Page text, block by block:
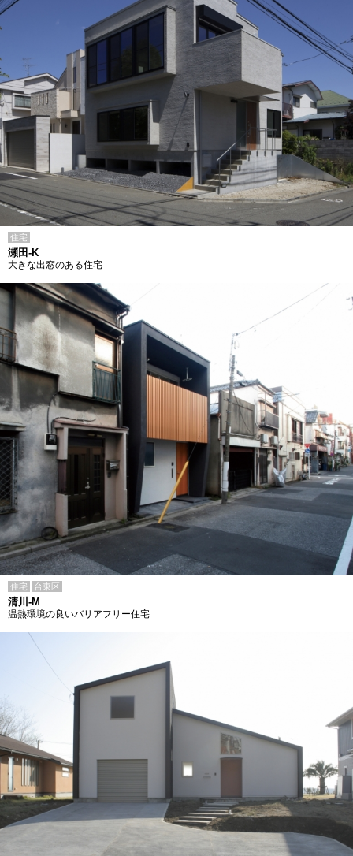
住宅
瀬田-K
大きな出窓のある住宅
住宅 台東区
清川-M
温熱環境の良いバリアフリー住宅